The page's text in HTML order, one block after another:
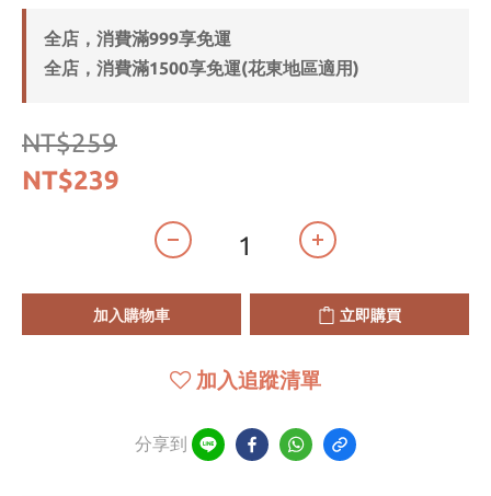
全店，消費滿999享免運
全店，消費滿1500享免運(花東地區適用)
NT$259
NT$239
加入購物車 立即購買
加入追蹤清單
分享到